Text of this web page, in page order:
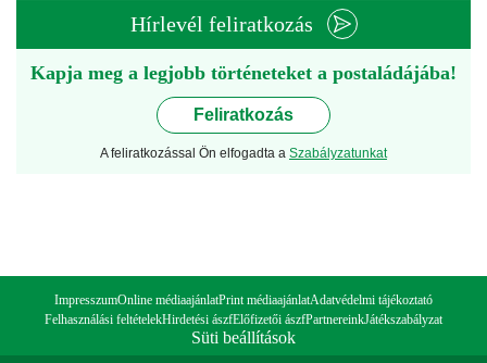
Hírlevél feliratkozás
Kapja meg a legjobb történeteket a postaládájába!
Feliratkozás
A feliratkozással Ön elfogadta a Szabályzatunkat
ImpresszumOnline médiaajánlatPrint médiaajánlatAdatvédelmi tájékoztató
Felhasználási feltételekHirdetési ászfElőfizetői ászfPartnereinkJátékszabályzat
Süti beállítások